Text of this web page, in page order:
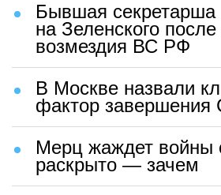
Бывшая секретарша
на Зеленского
возмездия ВС РФ
В Москве назвали
фактор
Мерц жаждет войны
раскрыто — зачем